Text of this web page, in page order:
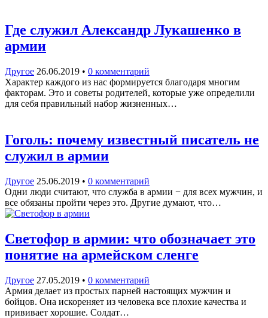
Где служил Александр Лукашенко в
армии
Другое 26.06.2019 • 0 комментарий
Характер каждого из нас формируется благодаря многим
факторам. Это и советы родителей, которые уже определили
для себя правильный набор жизненных…
Гоголь: почему известный писатель не
служил в армии
Другое 25.06.2019 • 0 комментарий
Одни люди считают, что служба в армии − для всех мужчин, и
все обязаны пройти через это. Другие думают, что…
Светофор в армии: что обозначает это
понятие на армейском сленге
Другое 27.05.2019 • 0 комментарий
Армия делает из простых парней настоящих мужчин и
бойцов. Она искореняет из человека все плохие качества и
прививает хорошие. Солдат…